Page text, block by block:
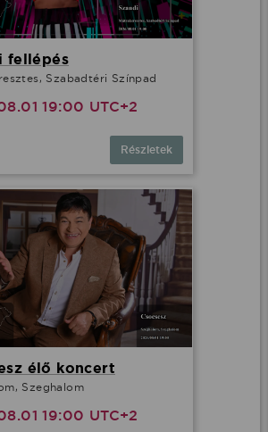
fellépés
Szabadtéri Színpad
19:00 UTC+2
Részletek
élő koncert
Szeghalom
19:00 UTC+2